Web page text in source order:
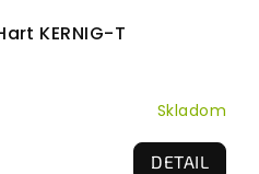
KERNIG-T
Skladom
DETAIL